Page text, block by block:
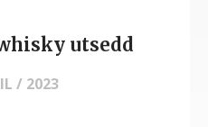
utsedd
/ 2023